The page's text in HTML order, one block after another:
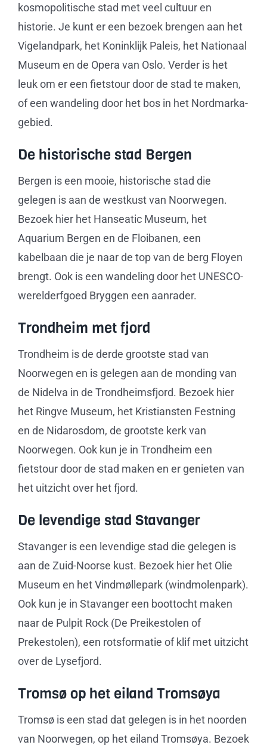
kosmopolitische stad met veel cultuur en
historie. Je kunt er een bezoek brengen aan het
Vigelandpark, het Koninklijk Paleis, het Nationaal
Museum en de Opera van Oslo. Verder is het
leuk om er een fietstour door de stad te maken,
of een wandeling door het bos in het Nordmarka-
gebied.
De historische stad Bergen
Bergen is een mooie, historische stad die
gelegen is aan de westkust van Noorwegen.
Bezoek hier het Hanseatic Museum, het
Aquarium Bergen en de Floibanen, een
kabelbaan die je naar de top van de berg Floyen
brengt. Ook is een wandeling door het UNESCO-
werelderfgoed Bryggen een aanrader.
Trondheim met fjord
Trondheim is de derde grootste stad van
Noorwegen en is gelegen aan de monding van
de Nidelva in de Trondheimsfjord. Bezoek hier
het Ringve Museum, het Kristiansten Festning
en de Nidarosdom, de grootste kerk van
Noorwegen. Ook kun je in Trondheim een
fietstour door de stad maken en er genieten van
het uitzicht over het fjord.
De levendige stad Stavanger
Stavanger is een levendige stad die gelegen is
aan de Zuid-Noorse kust. Bezoek hier het Olie
Museum en het Vindmøllepark (windmolenpark).
Ook kun je in Stavanger een boottocht maken
naar de Pulpit Rock (De Preikestolen of
Prekestolen), een rotsformatie of klif met uitzicht
over de Lysefjord.
Tromsø op het eiland Tromsøya
Tromsø is een stad dat gelegen is in het noorden
van Noorwegen, op het eiland Tromsøya. Bezoek